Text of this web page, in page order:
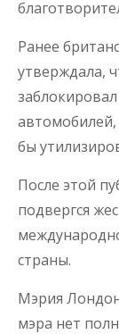
Ранее
утверждала,
бы
После этой
подвергся
страны.
Мэрия
мэра нет